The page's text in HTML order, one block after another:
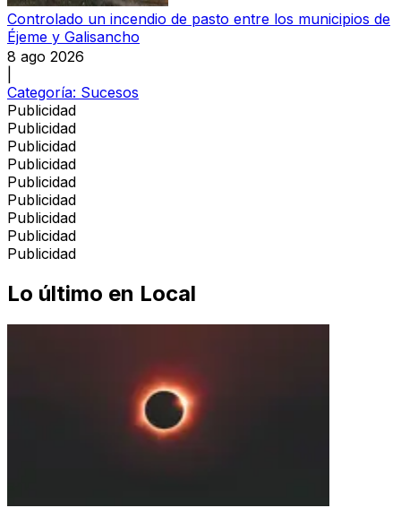
Controlado un incendio de pasto entre los municipios de
Éjeme y Galisancho
8 ago 2026
Categoría: Sucesos
Publicidad
Publicidad
Publicidad
Publicidad
Publicidad
Publicidad
Publicidad
Publicidad
Publicidad
Lo último en Local